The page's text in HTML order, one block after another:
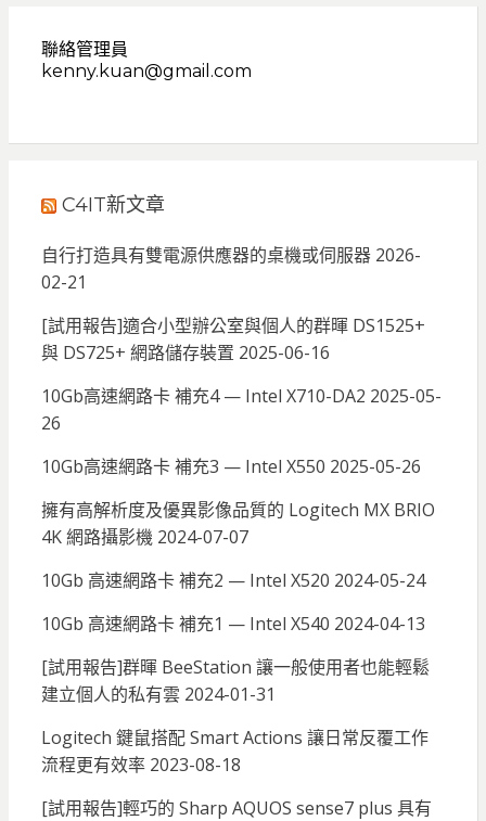
聯絡管理員
kenny.kuan@gmail.com
C4IT新文章
自行打造具有雙電源供應器的桌機或伺服器 2026-
02-21
[試用報告]適合小型辦公室與個人的群暉 DS1525+
與 DS725+ 網路儲存裝置 2025-06-16
10Gb高速網路卡 補充4 — Intel X710-DA2 2025-05-
26
10Gb高速網路卡 補充3 — Intel X550 2025-05-26
擁有高解析度及優異影像品質的 Logitech MX BRIO
4K 網路攝影機 2024-07-07
10Gb 高速網路卡 補充2 — Intel X520 2024-05-24
10Gb 高速網路卡 補充1 — Intel X540 2024-04-13
[試用報告]群暉 BeeStation 讓一般使用者也能輕鬆
建立個人的私有雲 2024-01-31
Logitech 鍵鼠搭配 Smart Actions 讓日常反覆工作
流程更有效率 2023-08-18
[試用報告]輕巧的 Sharp AQUOS sense7 plus 具有